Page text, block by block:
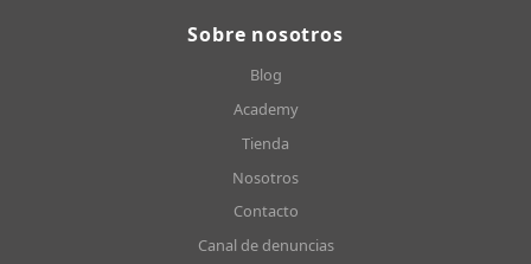
Sobre nosotros
Blog
Academy
Tienda
Nosotros
Contacto
Canal de denuncias